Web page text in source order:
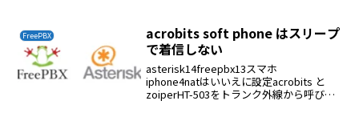
FreePBX
acrobits soft phone はスリープ
で着信しない
asterisk14freepbx13スマホ
iphone4natはいいえに設定acrobits と
zoiperHT-503をトランク外線から呼び出